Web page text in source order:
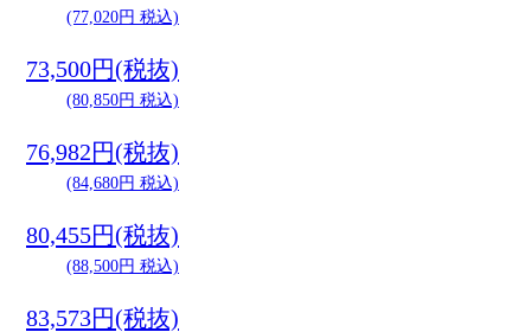
(77,020円 税込)
73,500円(税抜)
(80,850円 税込)
76,982円(税抜)
(84,680円 税込)
80,455円(税抜)
(88,500円 税込)
83,573円(税抜)